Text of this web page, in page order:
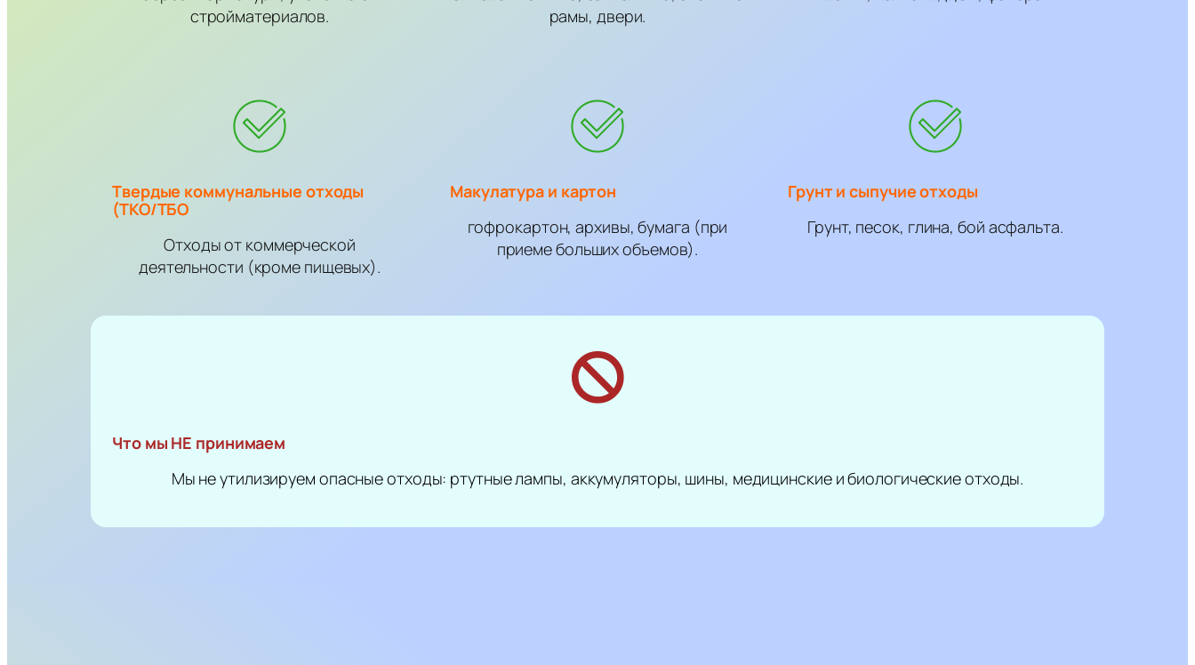
стройматериалов.
рамы, двери.
Твердые коммунальные отходы
(ТКО/ТБО
Отходы от коммерческой
деятельности (кроме пищевых).
Макулатура и картон
гофрокартон, архивы, бумага (при
приеме больших объемов).
Грунт и сыпучие отходы
Грунт, песок, глина, бой асфальта.
Что мы НЕ принимаем
Мы не утилизируем опасные отходы: ртутные лампы, аккумуляторы, шины, медицинские и биологические отходы.